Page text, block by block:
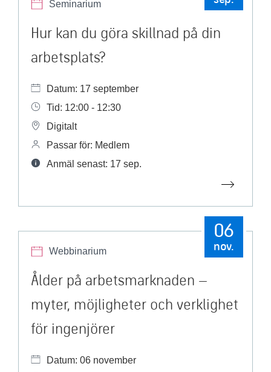
Seminarium
Hur kan du göra skillnad på din
arbetsplats?
Datum: 17 september
Tid: 12:00 - 12:30
Digitalt
Passar för: Medlem
Anmäl senast: 17 sep.
Webbinarium
06
nov.
Ålder på arbetsmarknaden –
myter, möjligheter och verklighet
för ingenjörer
Datum: 06 november